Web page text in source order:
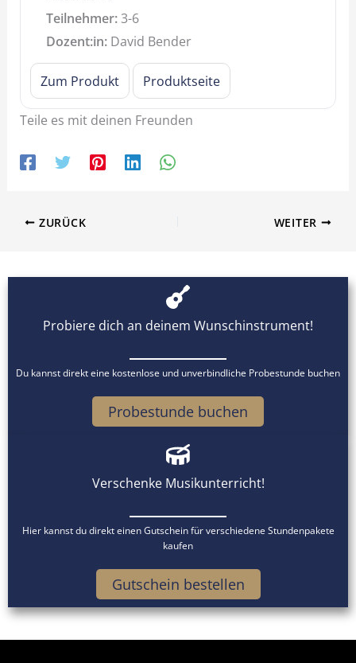
Teilnehmer:3-6
Dozent:in: David Bender
Zum Produkt Produktseite
Teile es mit deinen Freunden
ZURÜCK WEITER
Probiere dich an deinem Wunschinstrument!
Du kannst direkt eine kostenlose und unverbindliche Probestunde buchen
Probestunde buchen
Verschenke Musikunterricht!
Hier kannst du direkt einen Gutschein für verschiedene Stundenpakete
kaufen
Gutschein bestellen